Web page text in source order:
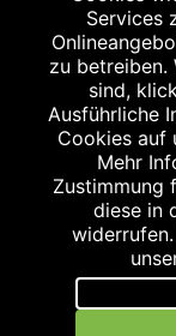
und Satzfehler keine
Zu Risiken und
Sie Ihren Arzt oder
Angabe nach der
(AEP). Der AEP ist
AEP ist ein von den
Arzneimittel. Er
Abgabepreis, zu dem
unter 12 Jahren) das
abrechnet. Der AEP ist
Kostenübernahme
Zwangsrabattes (zur
Unverbindliche
Services
zu betreiben.
sind,
Ausführliche
Cookies auf
Mehr
Zustimmung
diese in